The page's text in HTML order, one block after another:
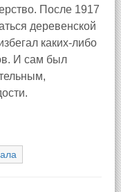
После 1917
деревенской
каких-либо
И сам был